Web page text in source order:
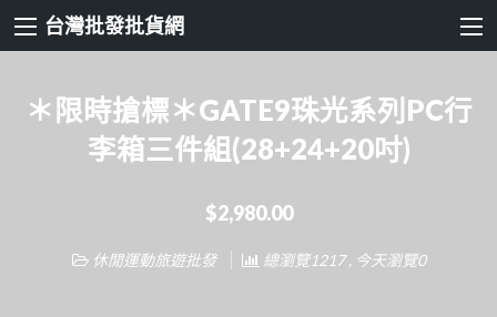
台灣批發批貨網
＊限時搶標＊GATE9珠光系列PC行
李箱三件組(28+24+20吋)
$2,980.00
休閒運動旅遊批發 總瀏覽1217 , 今天瀏覽0